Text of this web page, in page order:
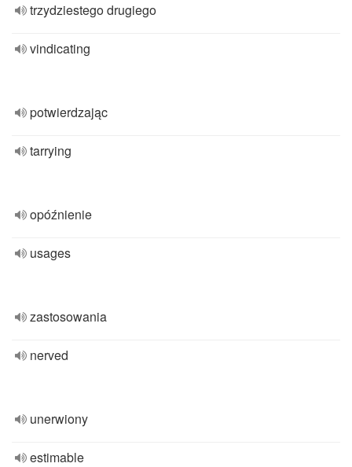
trzydziestego drugiego
vindicating
potwierdzając
tarrying
opóźnienie
usages
zastosowania
nerved
unerwiony
estimable